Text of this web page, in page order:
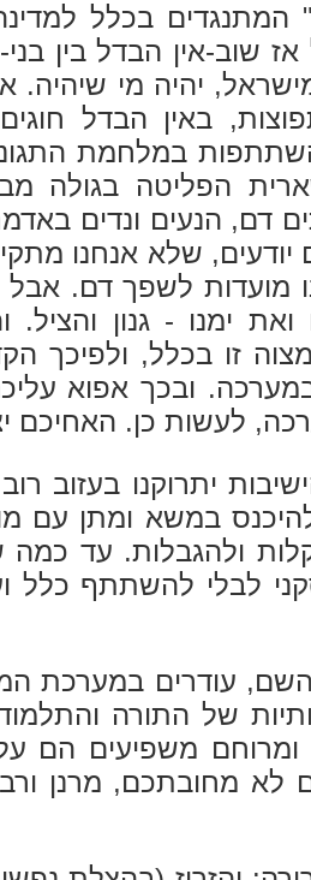
המתנגדים בכלל
שוב-אין הבדל בין
יהיה מי
באין הבדל
במלחמת
הפליטה בגולה
דם, הנעים ונדים
יודעים, שלא אנחנו
מועדות לשפך דם.
- גנון והציל.
זו בכלל, ולפיכך
במערכה. ובכך אפוא
לעשות כן.
יתרוקנו בעזוב
במשא ומתן עם
ולהגבלות. עד כמה
לבלי להשתתף כלל
עודרים במערכת
של התורה
ומרוחם משפיעים הם
לא מחובתכם, מרנן